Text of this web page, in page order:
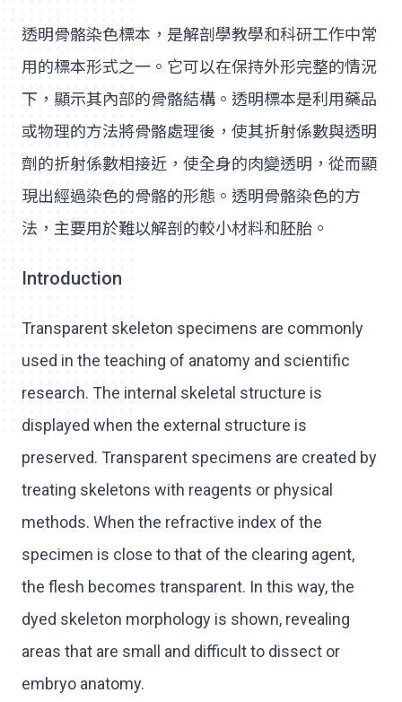
透明骨骼染色標本，是解剖學教學和科研工作中常
用的標本形式之一。它可以在保持外形完整的情況
下，顯示其內部的骨骼結構。透明標本是利用藥品
或物理的方法將骨骼處理後，使其折射係數與透明
劑的折射係數相接近，使全身的肉變透明，從而顯
現出經過染色的骨骼的形態。透明骨骼染色的方
法，主要用於難以解剖的較小材料和胚胎。
Introduction
Transparent skeleton specimens are commonly
used in the teaching of anatomy and scientific
research. The internal skeletal structure is
displayed when the external structure is
preserved. Transparent specimens are created by
treating skeletons with reagents or physical
methods. When the refractive index of the
specimen is close to that of the clearing agent,
the flesh becomes transparent. In this way, the
dyed skeleton morphology is shown, revealing
areas that are small and difficult to dissect or
embryo anatomy.